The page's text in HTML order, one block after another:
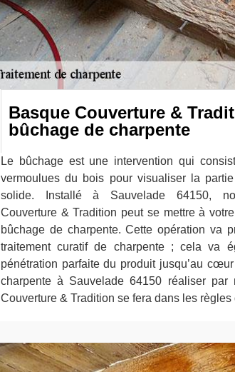
Basque Couverture &
bûchage de charpente
Le bûchage est une intervention qui
vermoulues du bois pour visualiser la
solide. Installé à Sauvelade 64150,
Couverture & Tradition peut se mettre à
bûchage de charpente. Cette opération va
traitement curatif de charpente ; cela va
pénétration parfaite du produit jusqu’au
charpente à Sauvelade 64150 réaliser par
Couverture & Tradition se fera dans les règles